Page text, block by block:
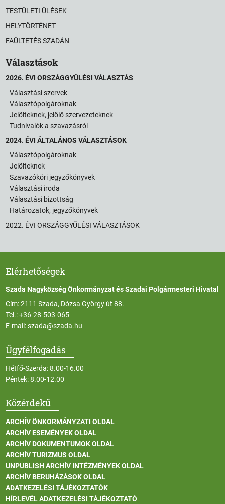
TESTÜLETI ÜLÉSEK
HELYTÖRTÉNET
FAÜLTETÉS SZADÁN
Választások
2026. ÉVI ORSZÁGGYŰLÉSI VÁLASZTÁS
Választási szervek
Választópolgároknak
Jelölteknek, jelölő szervezeteknek
Tudnivalók a szavazásról
2024. ÉVI ÁLTALÁNOS VÁLASZTÁSOK
Választópolgároknak
Jelölteknek
Szavazóköri jegyzőkönyvek
Választási iroda
Választási bizottság
Határozatok, jegyzőkönyvek
2022. ÉVI ORSZÁGGYŰLÉSI VÁLASZTÁSOK
Elérhetőségek
Szada Nagyközség Önkormányzat és Szadai Polgármesteri Hivatal
Cím: 2111 Szada, Dózsa György út 88.
Tel.:+36-28-503-065
E-mail:szada@szada.hu
Ügyfélfogadás
Hétfő-Szerda: 8.00-16.00
Péntek: 8.00-12.00
Közérdekű
ARCHÍV ÖNKORMÁNYZATI OLDAL
ARCHÍV ESEMÉNYEK OLDAL
ARCHÍV DOKUMENTUMOK OLDAL
ARCHÍV TURIZMUS OLDAL
UNPUBLISH ARCHÍV INTÉZMÉNYEK OLDAL
ARCHÍV BERUHÁZÁSOK OLDAL
ADATKEZELÉSI TÁJÉKOZTATÓK
HÍRLEVÉL ADATKEZELÉSI TÁJÉKOZTATÓ